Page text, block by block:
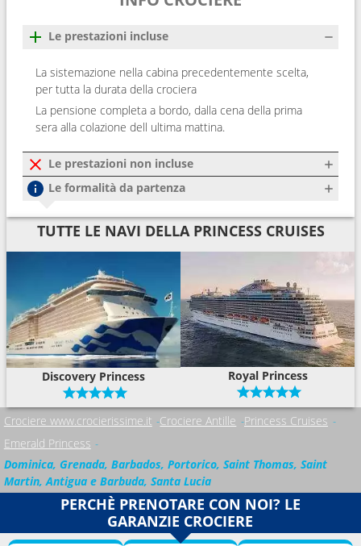
Le prestazioni incluse
La sistemazione nella cabina precedentemente scelta,
per tutta la durata della crociera
La pensione completa a bordo, dalla cena della prima
sera alla colazione dell ultima mattina.
Le prestazioni non incluse
Le formalità da partenza
TUTTE LE NAVI DELLA PRINCESS CRUISES
Discovery Princess Royal Princess
Crociere www.crocierissime.it Crociere Antille Princess Cruises
Emerald Princess
Dominica, Grenada, Barbados, Portorico, Saint Thomas, Saint
Martin, Antigua e Barbuda, Santa Lucia
PERCHÈ PRENOTARE CON NOI? LE
GARANZIE CROCIERE